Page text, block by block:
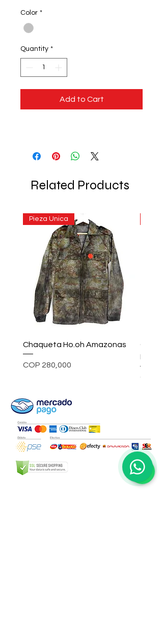
Color *
Quantity *
Add to Cart
Related Products
Pieza Unica
Chaqueta Ho.oh Amazonas
Price
COP 280,000
Inkwell
Price
COP
1